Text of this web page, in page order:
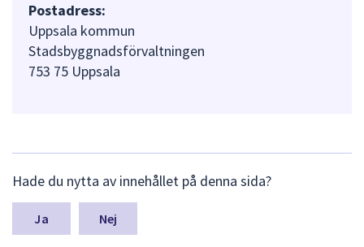
Postadress:
Uppsala kommun
Stadsbyggnadsförvaltningen
753 75 Uppsala
ä
m
a
Hade du nytta av innehållet på denna sida?
Nej